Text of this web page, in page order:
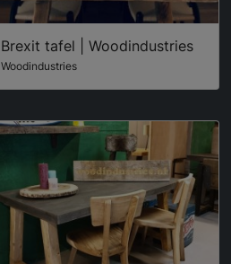
Brexit tafel | Woodindustries
Woodindustries